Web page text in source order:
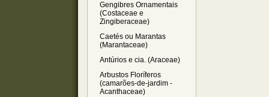
Gengibres Ornamentais
(Costaceae e
Zingiberaceae)
Caetés ou Marantas
(Marantaceae)
Antúrios e cia. (Araceae)
Arbustos Floríferos
(camarões-de-jardim -
Acanthaceae)